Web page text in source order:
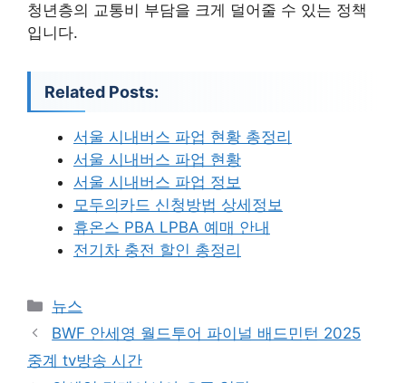
청년층의 교통비 부담을 크게 덜어줄 수 있는 정책
입니다.
Related Posts:
서울 시내버스 파업 현황 총정리
서울 시내버스 파업 현황
서울 시내버스 파업 정보
모두의카드 신청방법 상세정보
휴온스 PBA LPBA 예매 안내
전기차 충전 할인 총정리
카
테
리
뉴스
BWF 안세영 월드투어 파이널 배드민턴 2025
중계 tv방송 시간